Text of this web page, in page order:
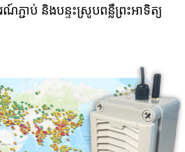
ភ្ជាប់ និងបន្ទះស្រូបពន្លឺព្រះអាទិត្យ